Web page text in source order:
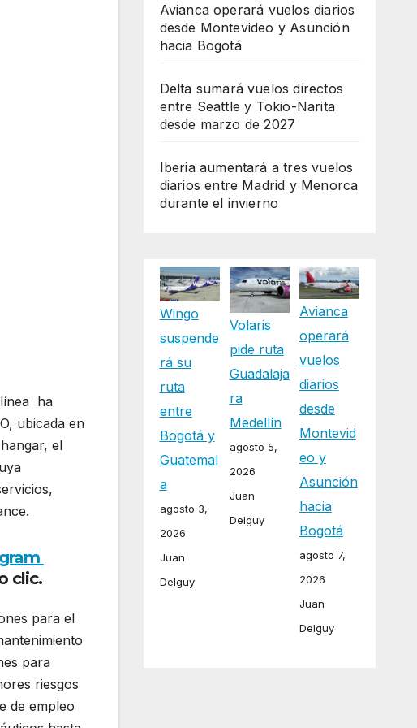
ha
ubicada en
el
clic.
para el
para
riesgos
de empleo
Avianca operará vuelos diarios
desde Montevideo y Asunción
hacia Bogotá
Delta sumará vuelos directos
entre Seattle y Tokio-Narita
desde marzo de 2027
Iberia aumentará a tres vuelos
diarios entre Madrid y Menorca
durante el invierno
Wingo
suspende
rá su
ruta
entre
Bogotá y
Guatemal
a
agosto 3,
2026
Juan
Delguy
Volaris
pide ruta
Guadalaja
ra
Medellín
agosto 5,
2026
Juan
Delguy
Avianca
operará
vuelos
diarios
desde
Montevid
eo y
Asunción
hacia
Bogotá
agosto 7,
2026
Juan
Delguy